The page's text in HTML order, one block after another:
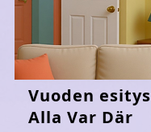
Vuoden esitys
Alla Var Där